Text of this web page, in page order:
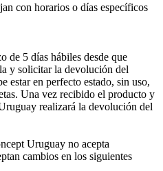
con horarios o días específicos
de 5 días hábiles desde que
y solicitar la devolución del
estar en perfecto estado, sin uso,
Una vez recibido el producto y
realizará la devolución del
Uruguay no acepta
cambios en los siguientes